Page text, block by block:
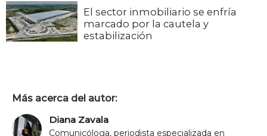
El sector inmobiliario se enfría
marcado por la cautela y
estabilización
Más acerca del autor:
Diana Zavala
Comunicóloga, periodista especializada en